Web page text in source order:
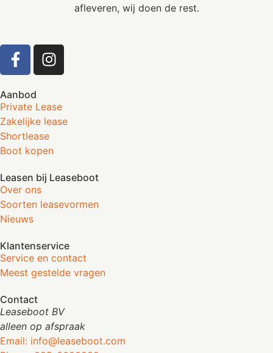
afleveren, wij doen de rest.
Aanbod
Private Lease
Zakelijke lease
Shortlease
Boot kopen
Leasen bij Leaseboot
Over ons
Soorten leasevormen
Nieuws
Klantenservice
Service en contact
Meest gestelde vragen
Contact
Leaseboot BV
alleen op afspraak
Email: info@leaseboot.com